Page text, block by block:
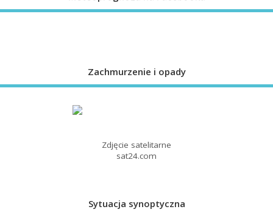
Zachmurzenie i opady
Zdjęcie satelitarne
sat24.com
Sytuacja synoptyczna